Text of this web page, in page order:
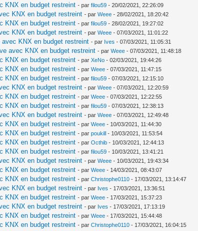
KNX en budget restreint - parfilou59 - 20/02/2021, 22:26:09
KNX en budget restreint - parWeee - 28/02/2021, 18:20:42
KNX en budget restreint - parfilou59 - 28/02/2021, 19:27:02
KNX en budget restreint - parWeee - 07/03/2021, 11:01:22
KNX en budget restreint - par Ives - 07/03/2021, 11:05:31
avec KNX en budget restreint - parWeee - 07/03/2021, 11:48:18
KNX en budget restreint - parXeNo - 02/03/2021, 19:44:26
KNX en budget restreint - parWeee - 07/03/2021, 11:47:15
KNX en budget restreint - parfilou59 - 07/03/2021, 12:15:10
KNX en budget restreint - parWeee - 07/03/2021, 12:20:59
KNX en budget restreint - parWeee - 07/03/2021, 12:22:55
KNX en budget restreint - parfilou59 - 07/03/2021, 12:38:13
KNX en budget restreint - parWeee - 07/03/2021, 12:49:48
KNX en budget restreint - parWeee - 10/03/2021, 11:44:30
KNX en budget restreint - parpoukill - 10/03/2021, 11:53:54
KNX en budget restreint - parOcthib - 10/03/2021, 12:44:13
KNX en budget restreint - parfilou59 - 10/03/2021, 13:41:21
KNX en budget restreint - parWeee - 10/03/2021, 19:43:34
KNX en budget restreint - parWeee - 14/03/2021, 08:43:07
KNX en budget restreint - parChristophe0110 - 17/03/2021, 13:14:47
KNX en budget restreint - par Ives - 17/03/2021, 13:36:51
KNX en budget restreint - parWeee - 17/03/2021, 15:37:23
KNX en budget restreint - par Ives - 17/03/2021, 17:13:19
KNX en budget restreint - parWeee - 17/03/2021, 15:44:48
KNX en budget restreint - parChristophe0110 - 17/03/2021, 16:04:15